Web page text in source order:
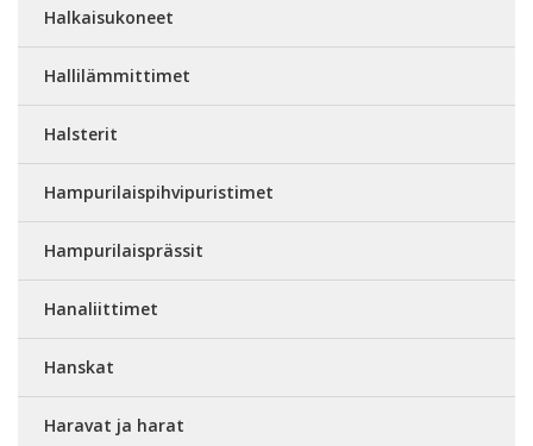
Halkaisukoneet
Hallilämmittimet
Halsterit
Hampurilaispihvipuristimet
Hampurilaisprässit
Hanaliittimet
Hanskat
Haravat ja harat